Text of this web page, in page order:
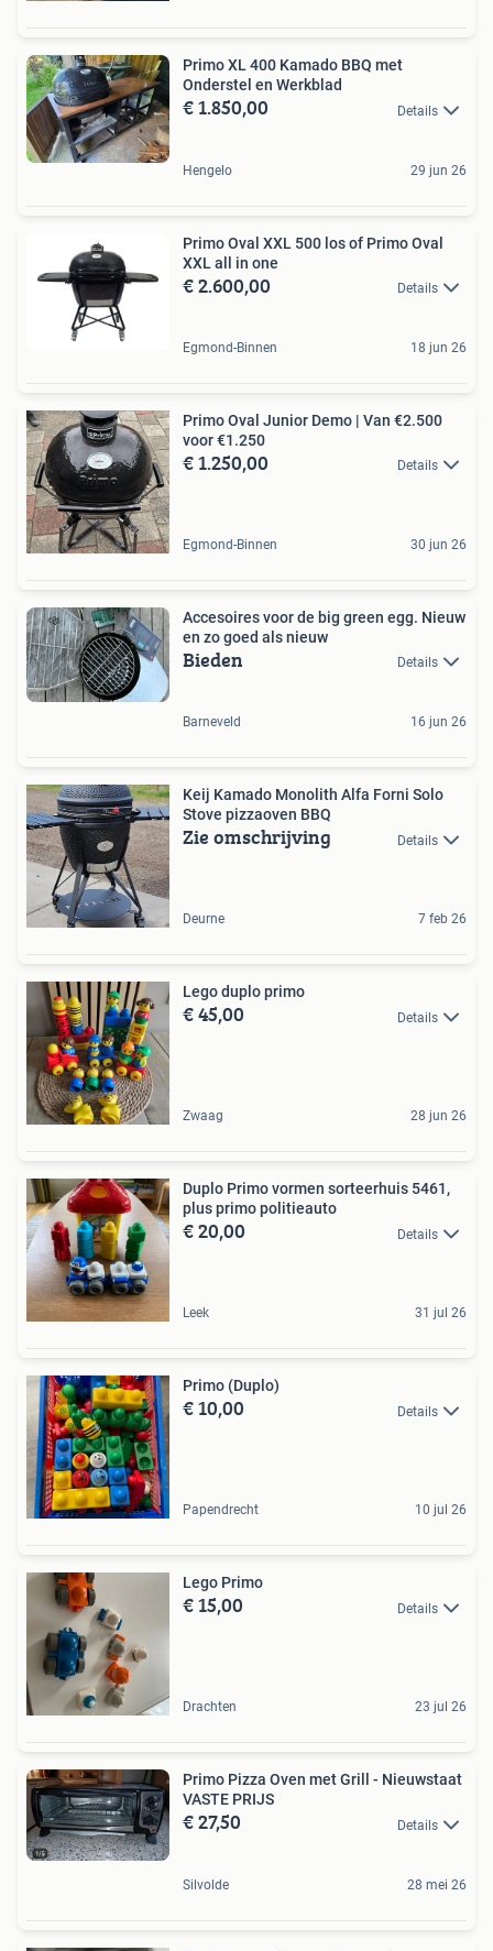
Primo XL 400 Kamado BBQ met
Onderstel en Werkblad
€ 1.850,00 Details
Hengelo 29 jun 26
Primo Oval XXL 500 los of Primo Oval
XXL all in one
€ 2.600,00 Details
Egmond-Binnen 18 jun 26
Primo Oval Junior Demo | Van €2.500
voor €1.250
€ 1.250,00 Details
Egmond-Binnen 30 jun 26
Accesoires voor de big green egg. Nieuw
en zo goed als nieuw
Bieden Details
Barneveld 16 jun 26
Keij Kamado Monolith Alfa Forni Solo
Stove pizzaoven BBQ
Zie omschrijving Details
Deurne 7 feb 26
Lego duplo primo
€ 45,00 Details
Zwaag 28 jun 26
Duplo Primo vormen sorteerhuis 5461,
plus primo politieauto
€ 20,00 Details
Leek 31 jul 26
Primo (Duplo)
€ 10,00 Details
Papendrecht 10 jul 26
Lego Primo
€ 15,00 Details
Drachten 23 jul 26
Primo Pizza Oven met Grill - Nieuwstaat
VASTE PRIJS
€ 27,50 Details
Silvolde 28 mei 26